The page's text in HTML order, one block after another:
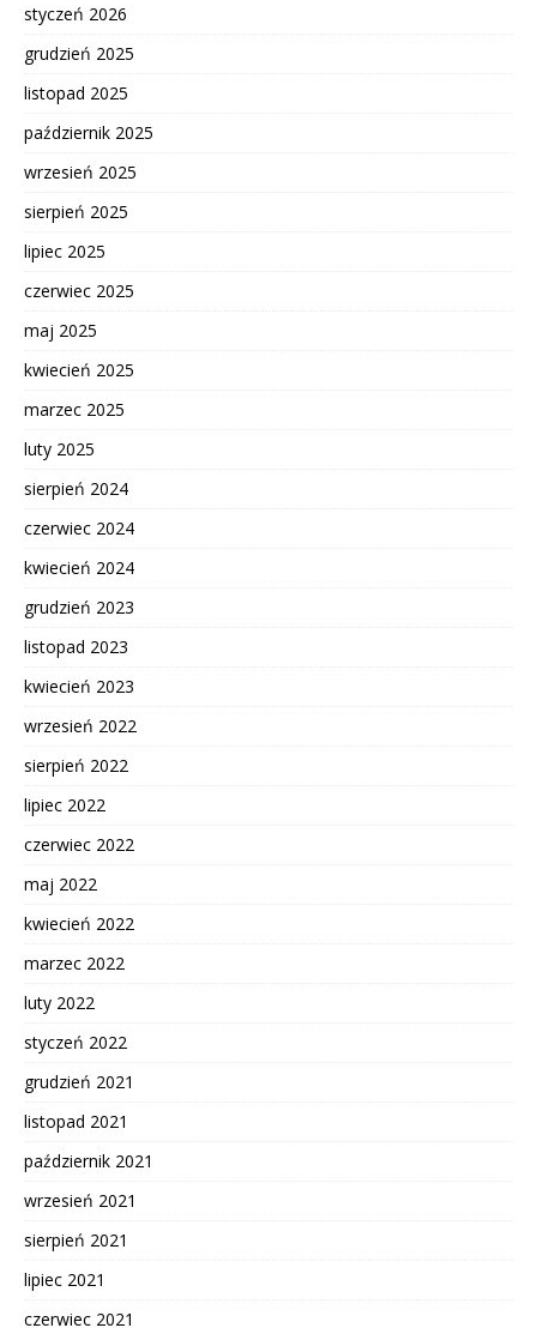
styczeń 2026
grudzień 2025
listopad 2025
październik 2025
wrzesień 2025
sierpień 2025
lipiec 2025
czerwiec 2025
maj 2025
kwiecień 2025
marzec 2025
luty 2025
sierpień 2024
czerwiec 2024
kwiecień 2024
grudzień 2023
listopad 2023
kwiecień 2023
wrzesień 2022
sierpień 2022
lipiec 2022
czerwiec 2022
maj 2022
kwiecień 2022
marzec 2022
luty 2022
styczeń 2022
grudzień 2021
listopad 2021
październik 2021
wrzesień 2021
sierpień 2021
lipiec 2021
czerwiec 2021